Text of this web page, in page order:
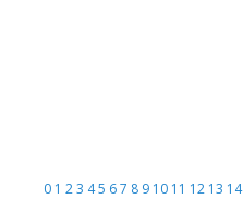
0 1 23 45 67 8 9 10 11 12 13 14